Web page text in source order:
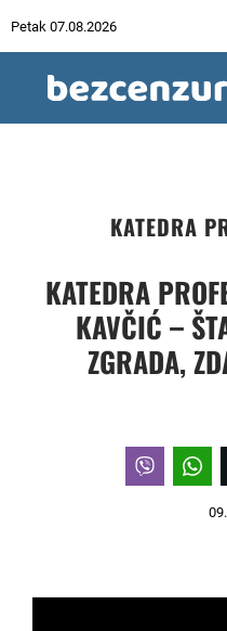
Petak 07.08.2026
KATEDRA
KATEDRA
KAVČIĆ –
ZGRADA,